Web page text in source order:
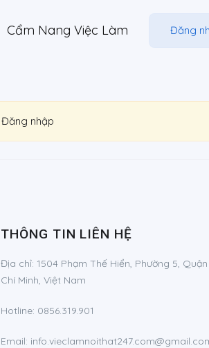
Cẩm Nang Việc Làm Đăng
Đăng nhập
THÔNG TIN LIÊN HỆ
Địa chỉ: 1504 Phạm Thế Hiển, Phường 5,
Chí Minh, Việt Nam
Hotline: 0856.319.901
Email: